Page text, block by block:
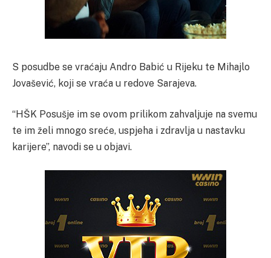
S posudbe se vraćaju Andro Babić u Rijeku te Mihajlo
Jovašević, koji se vraća u redove Sarajeva.
“HŠK Posušje im se ovom prilikom zahvaljuje na svemu
te im želi mnogo sreće, uspjeha i zdravlja u nastavku
karijere”, navodi se u objavi.